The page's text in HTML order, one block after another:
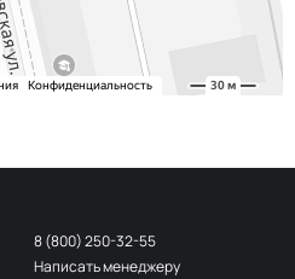
8 (800) 250-32-55
Написать менеджеру